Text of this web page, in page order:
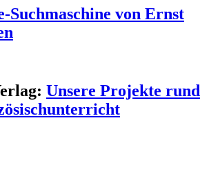
Suchmaschine von Ernst
Unsere Projekte rund